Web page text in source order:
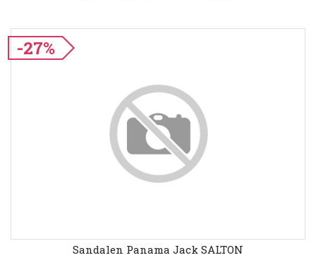
-27%
Sandalen Panama Jack SALTON